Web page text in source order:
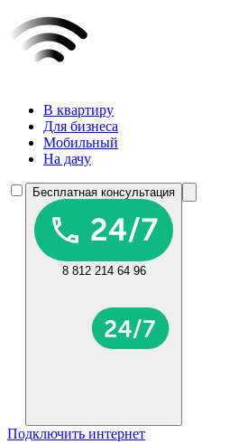
В квартиру
Для бизнеса
Мобильный
На дачу
Бесплатная консультация
8 812 214 64 96
Подключить интернет